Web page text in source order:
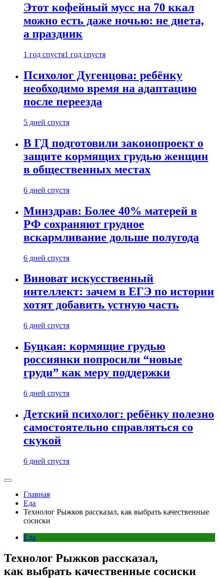
Этот кофейный мусс на 70 ккал
можно есть даже ночью: не диета,
а праздник
1 год спустя1 год спустя
Психолог Дугенцова: ребёнку
необходимо время на адаптацию
после переезда
5 дней спустя
В ГД подготовили законопроект о
защите кормящих грудью женщин
в общественных местах
6 дней спустя
Минздрав: Более 40% матерей в
РФ сохраняют грудное
вскармливание дольше полугода
6 дней спустя
Виноват искусственный
интеллект: зачем в ЕГЭ по истории
хотят добавить устную часть
6 дней спустя
Буцкая: кормящие грудью
россиянки попросили “новые
груди” как меру поддержки
6 дней спустя
Детский психолог: ребёнку полезно
самостоятельно справляться со
скукой
6 дней спустя
Главная
Еда
Технолог Рыжков рассказал, как выбрать качественные
сосиски
Еда
Технолог Рыжков рассказал,
как выбрать качественные сосиски